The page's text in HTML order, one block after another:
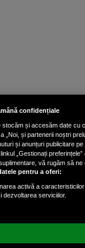
confidențiale
și accesăm date cu
și partenerii noștri
și anunțuri publicitare
„Gestionați
vă rugăm să
pentru a oferi:
activă a
dezvoltarea serviciilor.